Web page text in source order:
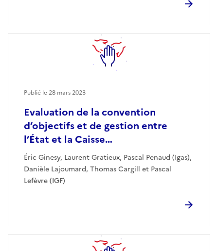
Evaluation de la convention
d’objectifs et de gestion entre
l’État et la Caisse…
Éric Ginesy, Laurent Gratieux, Pascal Penaud (Igas),
Danièle Lajoumard, Thomas Cargill et Pascal
Lefèvre (IGF)
Publié le28 mars 2023